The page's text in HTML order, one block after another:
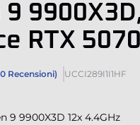
9
RTX 5070
Recensioni) UCCI289I1I1HF
9 9900X3D 12x 4.4GHz